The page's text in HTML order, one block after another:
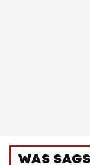
WAS